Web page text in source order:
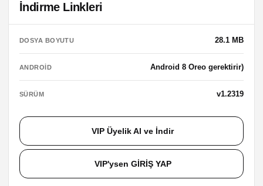
İndirme Linkleri
DOSYA BOYUTU 28.1 MB
ANDROID Android 8 Oreo gerektirir)
SÜRÜM v1.2319
VIP Üyelik Al ve İndir
VIP'ysen GİRİŞ YAP